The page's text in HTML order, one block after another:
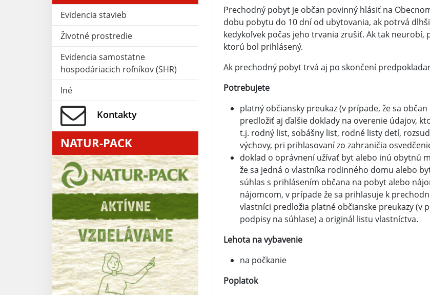
Evidencia stavieb
Životné prostredie
Evidencia samostatne
hospodáriacich roľníkov (SHR)
Iné
Kontakty
NATUR-PACK
Prechodný pobyt je občan povinný hlásiť na
dobu pobytu do 10 dní od ubytovania, ak potrvá
kedykoľvek počas jeho trvania zrušiť. Ak tak
ktorú bol prihlásený.
Ak prechodný pobyt trvá aj po skončení
Potrebujete
platný občiansky preukaz (v prípade, že sa
predložiť aj ďalšie doklady na overenie údajov,
t.j. rodný list, sobášny list, rodné listy detí,
výchovy, pri prihlasovaní zo zahraničia
doklad o oprávnení užívať byt alebo inú obytnú
že sa jedná o vlastníka rodinného domu alebo
súhlas s prihlásením občana na pobyt alebo
nájomcom, v prípade že sa prihlasuje k
vlastníci predložia platné občianske preukazy
podpisy na súhlase) a originál listu vlastníctva.
Lehota na vybavenie
na počkanie
Poplatok